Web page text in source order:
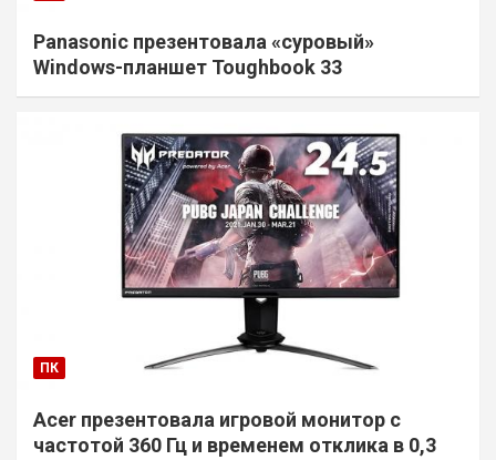
Panasonic презентовала «суровый»
Windows-планшет Toughbook 33
ПК
Acer презентовала игровой монитор с
частотой 360 Гц и временем отклика в 0,3